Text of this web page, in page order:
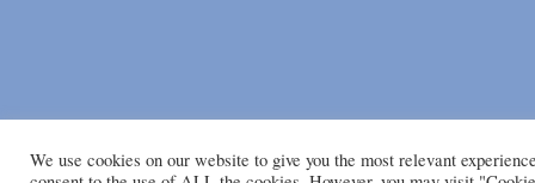
We use cookies on our website to give you the most relevant